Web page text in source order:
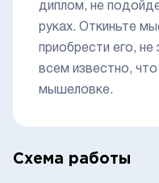
диплом, не
руках. Откиньте
приобрести его, не
всем известно,
мышеловке.
Схема работы